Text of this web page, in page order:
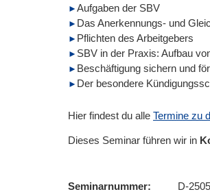
Aufgaben der SBV
Das Anerkennungs- und
Pflichten des Arbeitgebers
SBV in der Praxis: Aufbau
Beschäftigung sichern und
Der besondere
Hier findest du alle Termine zu
Dieses Seminar führen wir in
Seminarnummer
D-